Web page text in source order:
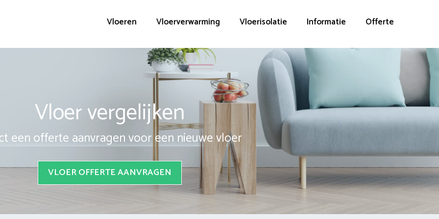
Vloeren Vloerverwarming Vloerisolatie Informatie Offerte
Vloer vergelijken
een offerte aanvragen voor een nieuwe vloer
VLOER OFFERTE AANVRAGEN